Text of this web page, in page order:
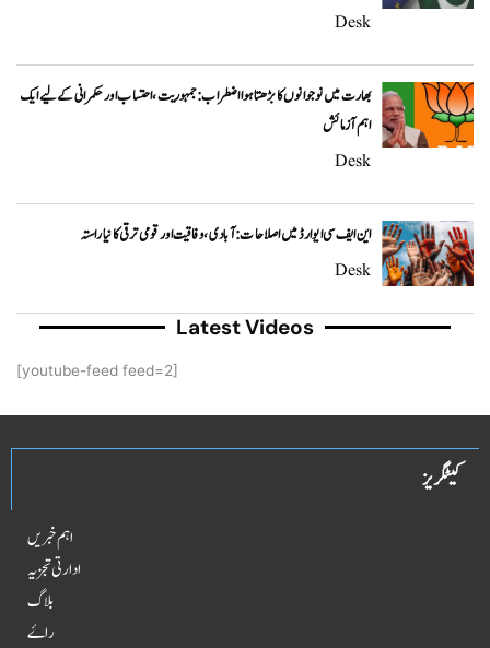
Desk
بھارت میں نوجوانوں کا بڑھتا ہوا اضطراب: جمہوریت، احتساب اور حکمرانی کے لیے ایک
اہم آزمائش
Desk
این ایف سی ایوارڈ میں اصلاحات: آبادی، وفاقیت اور قومی ترقی کا نیا راستہ
Desk
Latest Videos
[youtube-feed feed=2]
کیٹگریز
اہم خبریں
ادارتی تجزیہ
بلاگ
راۓ